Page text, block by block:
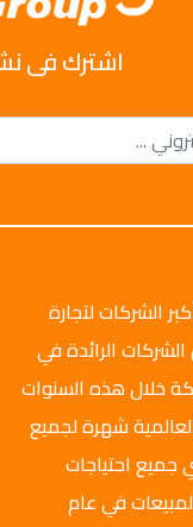
اشترك فى
واحدة من أكبر الشركات لتجارة
الرائدة في
خلال هذه السنوات
شهرة لجميع
جميع احتياجات
في عام